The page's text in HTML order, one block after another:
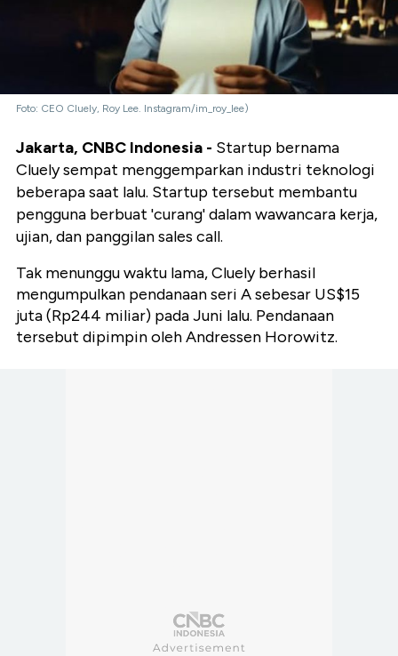
Foto: CEO Cluely, Roy Lee. Instagram/im_roy_lee)
Jakarta, CNBC Indonesia - Startup bernama
Cluely sempat menggemparkan industri teknologi
beberapa saat lalu. Startup tersebut membantu
pengguna berbuat 'curang' dalam wawancara kerja,
ujian, dan panggilan sales call.
Tak menunggu waktu lama, Cluely berhasil
mengumpulkan pendanaan seri A sebesar US$15
juta (Rp244 miliar) pada Juni lalu. Pendanaan
tersebut dipimpin oleh Andressen Horowitz.